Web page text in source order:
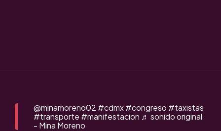
@minamoreno02 #cdmx#congreso #taxistas
#transporte #manifestacion ♬ sonido original
- Mina Moreno